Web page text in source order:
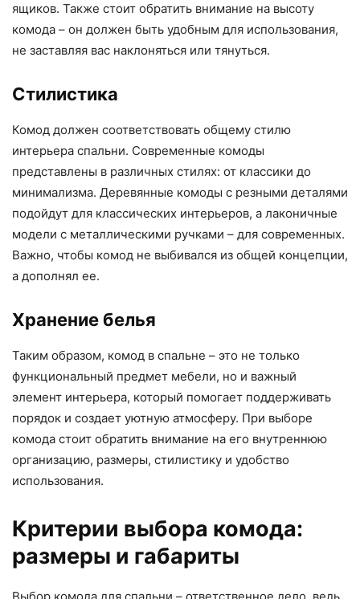
ящиков. Также стоит обратить внимание на высоту
комода – он должен быть удобным для использования,
не заставляя вас наклоняться или тянуться.
Стилистика
Комод должен соответствовать общему стилю
интерьера спальни. Современные комоды
представлены в различных стилях: от классики до
минимализма. Деревянные комоды с резными деталями
подойдут для классических интерьеров, а лаконичные
модели с металлическими ручками – для современных.
Важно, чтобы комод не выбивался из общей концепции,
а дополнял ее.
Хранение белья
Таким образом, комод в спальне – это не только
функциональный предмет мебели, но и важный
элемент интерьера, который помогает поддерживать
порядок и создает уютную атмосферу. При выборе
комода стоит обратить внимание на его внутреннюю
организацию, размеры, стилистику и удобство
использования.
Критерии выбора комода:
размеры и габариты